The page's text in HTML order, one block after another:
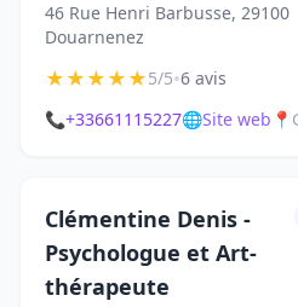
46 Rue Henri Barbusse, 29100
Douarnenez
★★★★★5/5•6 avis
📞+33661115227🌐Site web 📍
Clémentine Denis -
Psychologue et Art-
thérapeute